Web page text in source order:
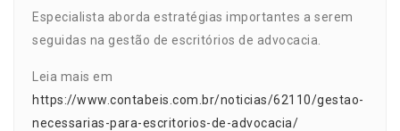
Especialista aborda estratégias importantes a serem
seguidas na gestão de escritórios de advocacia.
Leia mais em
https://www.contabeis.com.br/noticias/62110/gestao-
necessarias-para-escritorios-de-advocacia/